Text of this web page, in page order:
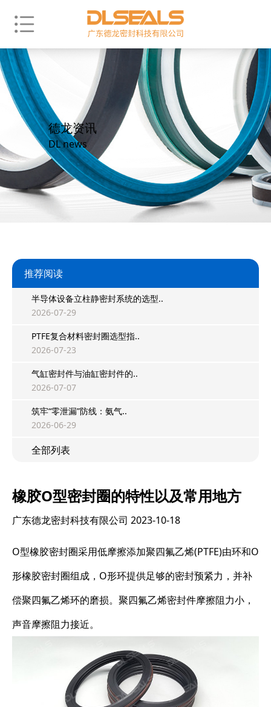
德龙资讯
DL news
推荐阅读
半导体设备立柱静密封系统的选型..
2026-07-29
PTFE复合材料密封圈选型指..
2026-07-23
气缸密封件与油缸密封件的..
2026-07-07
筑牢“零泄漏”防线：氨气..
2026-06-29
全部列表
橡胶O型密封圈的特性以及常用地方
广东德龙密封科技有限公司 2023-10-18
O型橡胶密封圈采用低摩擦添加聚四氟乙烯(PTFE)由环和O
形橡胶密封圈组成，O形环提供足够的密封预紧力，并补
偿聚四氟乙烯环的磨损。聚四氟乙烯密封件摩擦阻力小，
声音摩擦阻力接近。